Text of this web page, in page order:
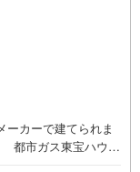
カーで建てられま
都市ガス東宝ハウス